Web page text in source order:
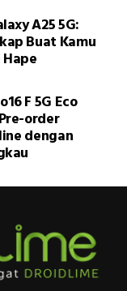
A25 5G:
Buat Kamu
F 5G Eco
order
dengan